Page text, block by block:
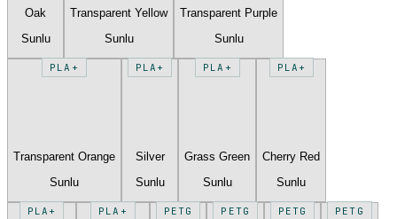
Oak
Sunlu
Transparent Yellow
Sunlu
Transparent Purple
Sunlu
PLA+
Transparent Orange
Sunlu
PLA+
Silver
Sunlu
PLA+
Grass Green
Sunlu
PLA+
Cherry Red
Sunlu
PLA+ PLA+ PETG PETG PETG PETG